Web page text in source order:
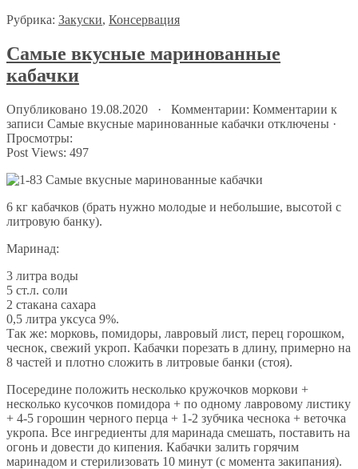
Рубрика: Закуски, Консервация
Самые вкусные маринованные
кабачки
Опубликовано 19.08.2020 · Комментарии: Комментарии к
записи Самые вкусные маринованные кабачки отключены ·
Просмотры:
Post Views: 497
6 кг кабачков (брать нужно молодые и небольшие, высотой с
литровую банку).
Маринад:
3 литра воды
5 ст.л. соли
2 стакана сахара
0,5 литра уксуса 9%.
Так же: морковь, помидоры, лавровый лист, перец горошком,
чеснок, свежий укроп. Кабачки порезать в длину, примерно на
8 частей и плотно сложить в литровые банки (стоя).
Посередине положить несколько кружочков моркови +
несколько кусочков помидора + по одному лавровому листику
+ 4-5 горошин черного перца + 1-2 зубчика чеснока + веточка
укропа. Все ингредиенты для маринада смешать, поставить на
огонь и довести до кипения. Кабачки залить горячим
маринадом и стерилизовать 10 минут (с момента закипания).